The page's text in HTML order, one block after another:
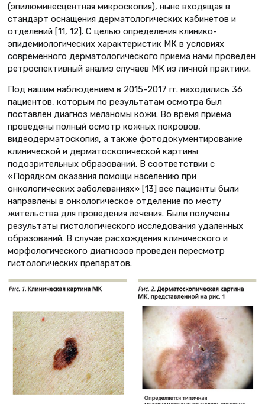
(эпилюминесцентная микроскопия), ныне входящая в
стандарт оснащения дерматологических кабинетов и
отделений [11, 12]. С целью определения клинико-
эпидемиологических характеристик МК в условиях
современного дерматологического приема нами проведен
ретроспективный анализ случаев МК из личной практики.
Под нашим наблюдением в 2015–2017 гг. находились 36
пациентов, которым по результатам осмотра был
поставлен диагноз меланомы кожи. Во время приема
проведены полный осмотр кожных покровов,
видеодерматоскопия, а также фотодокументирование
клинической и дерматоскопической картины
подозрительных образований. В соответствии с
«Порядком оказания помощи населению при
онкологических заболеваниях» [13] все пациенты были
направлены в онкологическое отделение по месту
жительства для проведения лечения. Были получены
результаты гистологического исследования удаленных
образований. В случае расхождения клинического и
морфологического диагнозов проведен пересмотр
гистологических препаратов.